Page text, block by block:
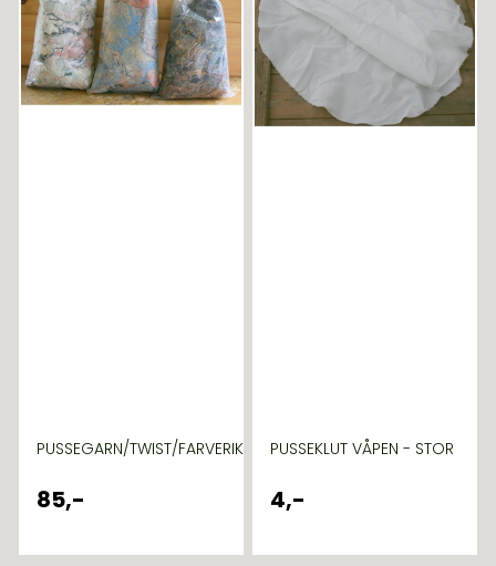
PUSSEGARN/TWIST/FARVERIKT
85,-
PUSSEKLUT VÅPEN - STOR
4,-